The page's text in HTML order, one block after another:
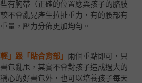
有胸帶（正確的位置應與孩子的胳肢
不會亂晃產生拉扯重力，有的腰部有
量，壓力分佈更加均勻。
輕」跟「貼合背部」 兩個重點即可，只
包亂甩，其實不會對孩子造成過大的
心的好書包外，也可以培養孩子每天